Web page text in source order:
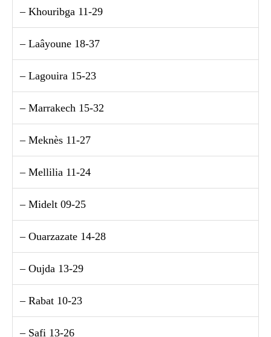
– Khouribga 11-29
– Laâyoune 18-37
– Lagouira 15-23
– Marrakech 15-32
– Meknès 11-27
– Mellilia 11-24
– Midelt 09-25
– Ouarzazate 14-28
– Oujda 13-29
– Rabat 10-23
– Safi 13-26